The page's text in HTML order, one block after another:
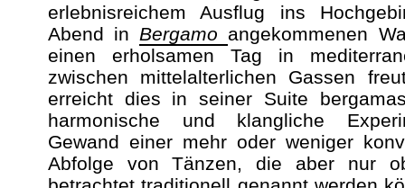
erlebnisreichem Ausflug ins
Abend in Bergamo angekommenen
einen erholsamen Tag in
zwischen mittelalterlichen Gassen
erreicht dies in seiner Suite
harmonische und klangliche
Gewand einer mehr oder weniger
Abfolge von Tänzen, die aber nur